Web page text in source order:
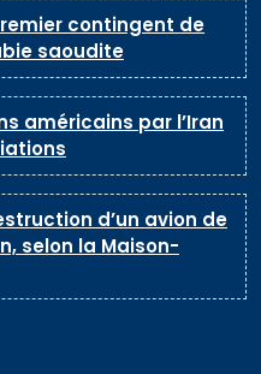
contingent de
saoudite
américains par l’Iran
d’un avion de
selon la Maison-